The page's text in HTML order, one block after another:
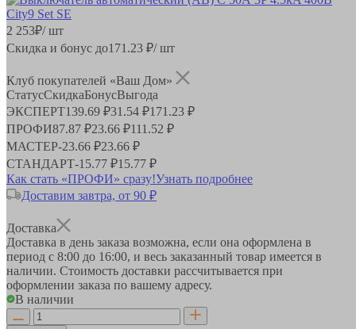
2 253₽/ шт
Скидка и бонус до171.23 ₽/ шт
Клуб покупателей «Ваш Дом»
СтатусСкидкаБонусВыгода
ЭКСПЕРТ139.69 ₽31.54 ₽171.23 ₽
ПРОФИ87.87 ₽23.66 ₽111.52 ₽
МАСТЕР-23.66 ₽23.66 ₽
СТАНДАРТ-15.77 ₽15.77 ₽
Как стать «ПРОФИ» сразу!Узнать подробнее
Доставим завтра, от 90 ₽
Доставка
Доставка в день заказа возможна, если она оформлена в
период с 8:00 до 16:00, и весь заказанный товар имеется в
наличии. Стоимость доставки рассчитывается при
оформлении заказа по вашему адресу.
В наличии